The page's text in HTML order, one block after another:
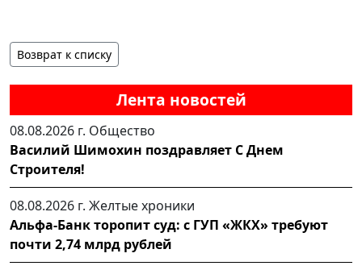
Лента новостей
08.08.2026 г. Общество
Василий Шимохин поздравляет С Днем
Строителя!
08.08.2026 г. Желтые хроники
Альфа-Банк торопит суд: с ГУП «ЖКХ» требуют
почти 2,74 млрд рублей
Возврат к списку